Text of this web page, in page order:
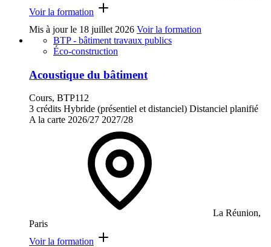
Voir la formation
Mis à jour le 18 juillet 2026 Voir la formation
BTP - bâtiment travaux publics
Éco-construction
Acoustique du bâtiment
Cours, BTP112
3 crédits Hybride (présentiel et distanciel) Distanciel planifié
A la carte 2026/27 2027/28
La Réunion,
Paris
Voir la formation